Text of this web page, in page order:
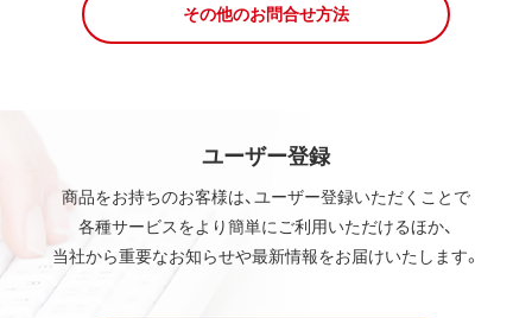
その他のお問合せ方法
ユーザー登録
商品をお持ちのお客様は、ユーザー登録いただくことで
各種サービスをより簡単にご利用いただけるほか、
当社から重要なお知らせや最新情報をお届けいたします。